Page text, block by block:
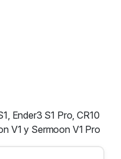
Ender3 S1 Pro, CR10
V1 y Sermoon V1 Pro